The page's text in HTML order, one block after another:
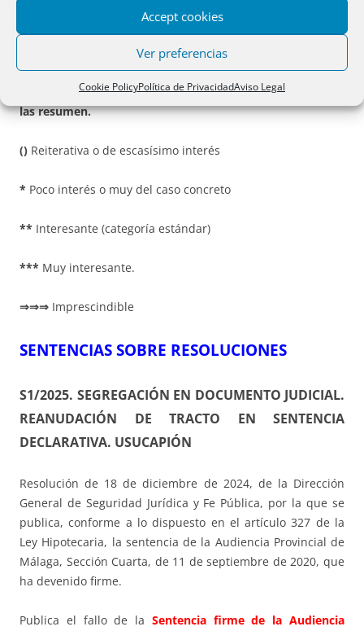
Accept cookies
Ver preferencias
Cookie PolicyPolítica de PrivacidadAviso Legal
VALORACIÓN DE LAS RESOLUCIONES POR SU
Se van a seguir estos criterios a juicio de las personas que
las resumen.
() Reiterativa o de escasísimo interés
* Poco interés o muy del caso concreto
** Interesante (categoría estándar)
*** Muy interesante.
⇒⇒⇒ Imprescindible
SENTENCIAS SOBRE RESOLUCIONES
S1/2025. SEGREGACIÓN EN DOCUMENTO JUDICIAL.
REANUDACIÓN DE TRACTO EN SENTENCIA
DECLARATIVA. USUCAPIÓN
Resolución de 18 de diciembre de 2024, de la Dirección
General de Seguridad Jurídica y Fe Pública, por la que se
publica, conforme a lo dispuesto en el artículo 327 de la
Ley Hipotecaria, la sentencia de la Audiencia Provincial de
Málaga, Sección Cuarta, de 11 de septiembre de 2020, que
ha devenido firme.
Publica el fallo de la Sentencia firme de la Audiencia